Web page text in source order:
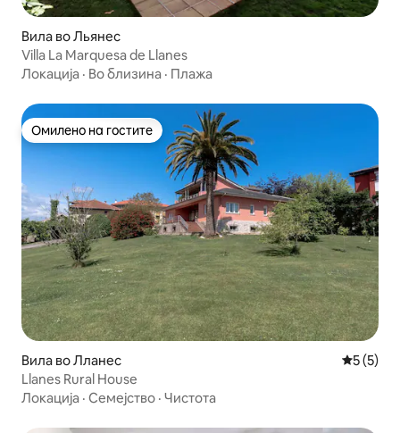
Вила во Льянес
Villa La Marquesa de Llanes
Локација · Во близина · Плажа
Омилено на гостите
Омилено на гостите
Вила во Лланес
5 (5)
Llanes Rural House
Локација · Семејство · Чистота